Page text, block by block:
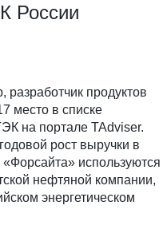
России
продуктов
место в списке
на портале TAdviser.
рост выручки в
используются
нефтяной компании,
энергетическом